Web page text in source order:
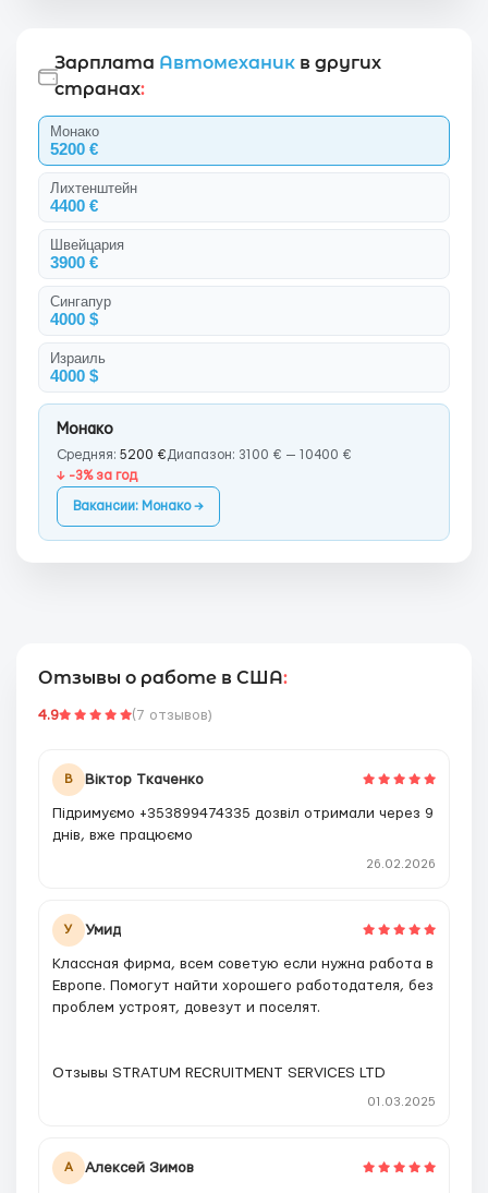
Зарплата Автомеханик в других
странах:
Монако
5200 €
Лихтенштейн
4400 €
Швейцария
3900 €
Сингапур
4000 $
Израиль
4000 $
Монако
Средняя: 5200 € Диапазон: 3100 € — 10400 €
↓ -3% за год
Вакансии: Монако →
Отзывы о работе в США:
4.9 (7 отзывов)
В Вiктор Ткаченко
Пiдримуємо +353899474335 дозвiл отримали через 9
днiв, вже працюємо
26.02.2026
У Умид
Классная фирма, всем советую если нужна работа в
Европе. Помогут найти хорошего работодателя, без
проблем устроят, довезут и поселят.
Отзывы STRATUM RECRUITMENT SERVICES LTD
01.03.2025
А Алексей Зимов